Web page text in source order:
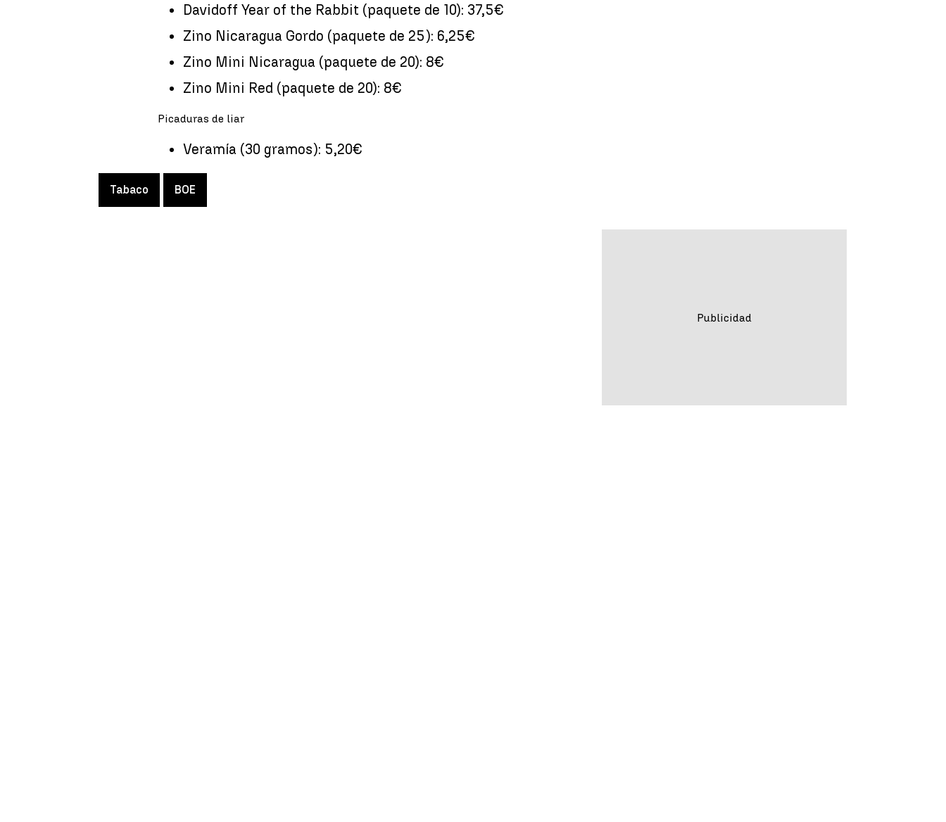
Davidoff Year of the Rabbit (paquete de 10): 37,5€
Zino Nicaragua Gordo (paquete de 25): 6,25€
Zino Mini Nicaragua (paquete de 20): 8€
Zino Mini Red (paquete de 20): 8€
Picaduras de liar
Veramía (30 gramos): 5,20€
Tabaco BOE